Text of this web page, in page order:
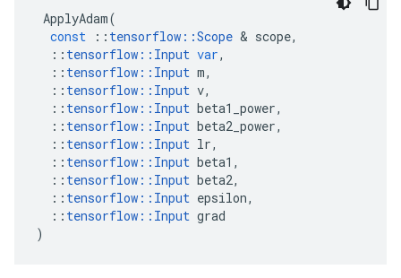
ApplyAdam(
const
:: tensorflow ::Scope & scope,
:: tensorflow :: Input var,
:: tensorflow :: Input m,
:: tensorflow :: Input v,
:: tensorflow :: Input beta1_power,
:: tensorflow :: Input beta2_power,
:: tensorflow :: Input lr,
:: tensorflow :: Input beta1 ,
:: tensorflow :: Input beta2,
:: tensorflow :: Input epsilon,
:: tensorflow :: Input grad
)